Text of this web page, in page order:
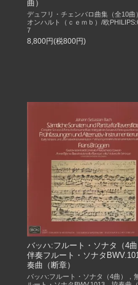
曲）
デュフリ・チェンバロ曲集（全10曲
オンハルト（ｃｅｍｂ）/欧
7
8,800円(税800円)
バッハ:フルート・ソナタ（4
伴奏フルート・ソナタ
奏曲（断章）
バッハ:フルート・ソナタ（4曲），